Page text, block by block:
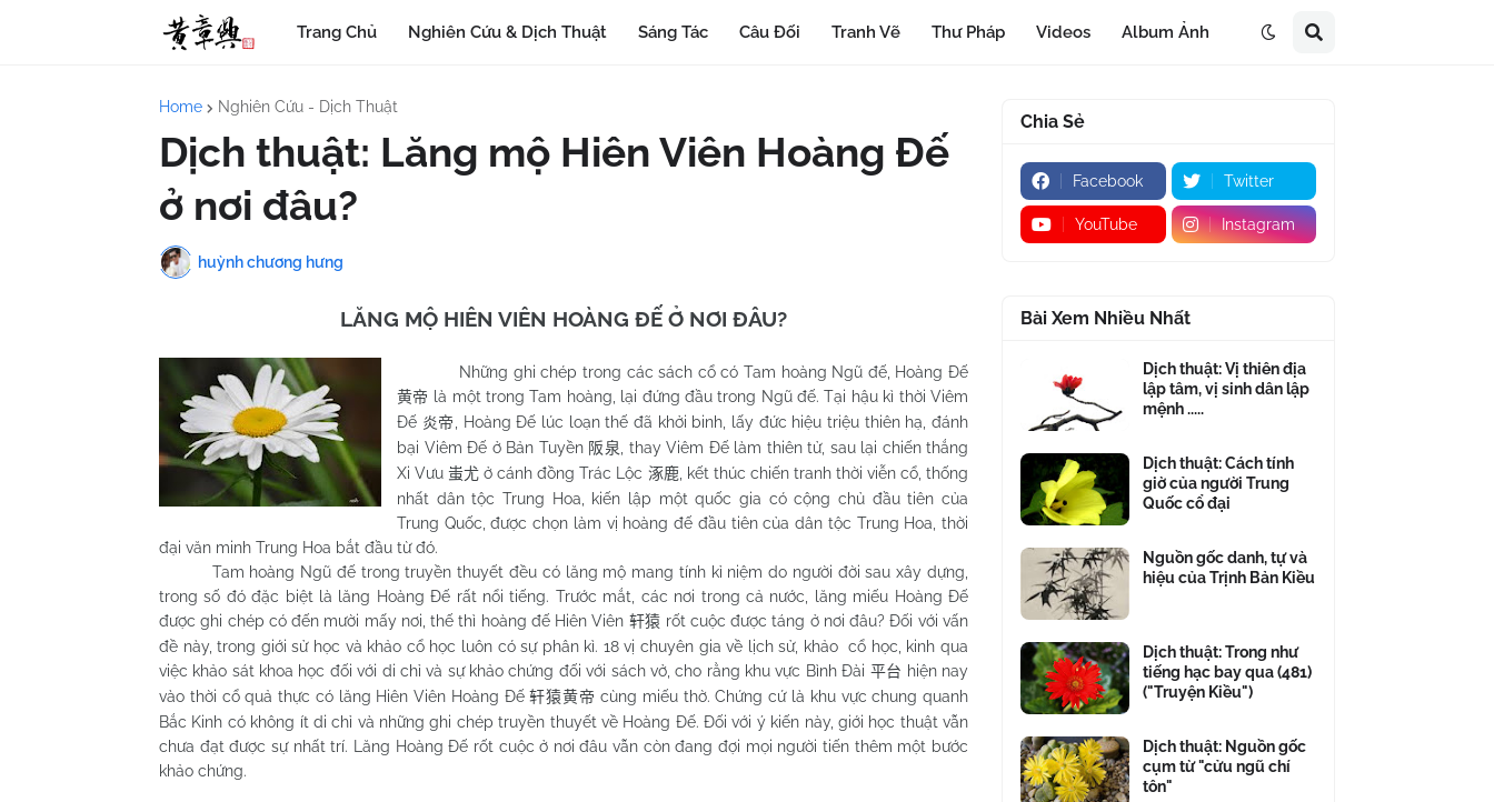
Trang Chủ Nghiên Cứu & Dịch Thuật Sáng Tác Câu Đối Tranh Vẽ Thư Pháp Videos Album Ảnh
Home Nghiên Cứu - Dịch Thuật
Dịch thuật: Lăng mộ Hiên Viên Hoàng Đế
ở nơi đâu?
huỳnh chương hưng
LĂNG MỘ HIÊN VIÊN HOÀNG ĐẾ Ở NƠI ĐÂU?
Những ghi chép trong các sách cổ có Tam hoàng Ngũ đế, Hoàng Đế
黄帝
là một trong Tam hoàng, lại đứng đầu trong Ngũ đế. Tại hậu kì thời Viêm
Đế 炎帝
, Hoàng Đế lúc loạn thế đã khởi binh, lấy đức hiệu triệu thiên hạ, đánh
bại Viêm Đế ở Bản Tuyền 阪泉 , thay Viêm Đế làm thiên tử, sau lại chiến thắng
Xi Vưu蚩尤 ở cánh đồng Trác Lộc 涿鹿, kết thúc chiến tranh thời viễn cổ, thống
nhất dân tộc Trung Hoa, kiến lập một quốc gia có cộng chủ đầu tiên của
Trung Quốc, được chọn làm vị hoàng đế đầu tiên của dân tộc Trung Hoa, thời
đại văn minh Trung Hoa bắt đầu từ đó.
Tam hoàng Ngũ đế trong truyền thuyết đều có lăng mộ mang tính kỉ niệm do người đời sau xây dựng,
trong số đó đặc biệt là lăng Hoàng Đế rất nổi tiếng. Trước mắt, các nơi trong cả nước, lăng miếu Hoàng Đế
được ghi chép có đến mười mấy nơi, thế thì hoàng đế Hiên Viên 轩猿 rốt cuộc được táng ở nơi đâu? Đối với vấn
đề này, trong giới sử học và khảo cổ học luôn có sự phân kì. 18 vị chuyên gia về lịch sử, khảo cổ học, kinh qua
việc khảo sát khoa học đối với di chỉ và sự khảo chứng đối với sách vở, cho rằng khu vực Bình Đài 平台 hiện nay
vào thời cổ quả thực có lăng Hiên Viên Hoàng Đế轩猿黄帝 cùng miếu thờ. Chứng cứ là khu vực chung quanh
Bắc Kinh có không ít di chỉ và những ghi chép truyền thuyết về Hoàng Đế. Đối với ý kiến này, giới học thuật vẫn
chưa đạt được sự nhất trí. Lăng Hoàng Đế rốt cuộc ở nơi đâu vẫn còn đang đợi mọi người tiến thêm một bước
khảo chứng.
Chia Sẻ
Facebook Twitter
YouTube Instagram
Bài Xem Nhiều Nhất
Dịch thuật: Vị thiên địa
lập tâm, vị sinh dân lập
mệnh .....
Dịch thuật: Cách tính
giờ của người Trung
Quốc cổ đại
Nguồn gốc danh, tự và
hiệu của Trịnh Bản Kiều
Dịch thuật: Trong như
tiếng hạc bay qua (481)
("Truyện Kiều")
Dịch thuật: Nguồn gốc
cụm từ "cửu ngũ chí
tôn"